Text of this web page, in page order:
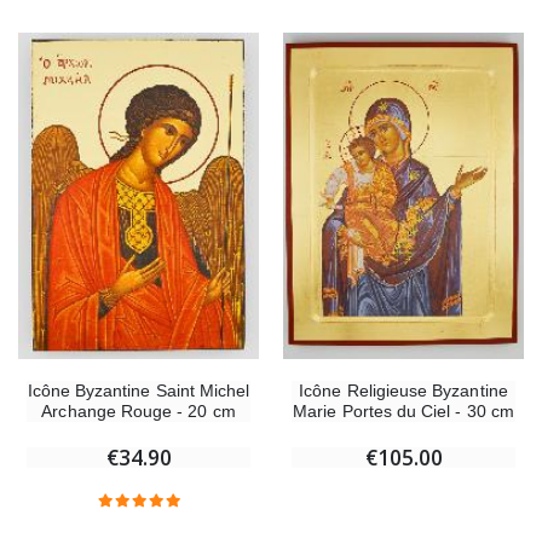
Icône Byzantine Saint Michel
Archange Rouge - 20 cm
€34.90
Icône Religieuse Byzantine
Marie Portes du Ciel - 30 cm
€105.00